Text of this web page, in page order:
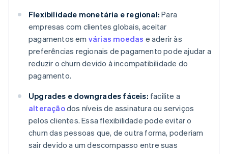
Flexibilidade monetária e regional: Para
empresas com clientes globais, aceitar
pagamentos em várias moedas e aderir às
preferências regionais de pagamento pode ajudar a
reduzir o churn devido à incompatibilidade do
pagamento.
Upgrades e downgrades fáceis: facilite a
alteraçãodos níveis de assinatura ou serviços
pelos clientes. Essa flexibilidade pode evitar o
churn das pessoas que, de outra forma, poderiam
sair devido a um descompasso entre suas